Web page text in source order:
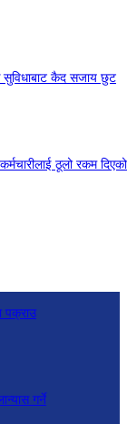
सुविधाबाट कैद सजाय छुट
ठूलो रकम दिएको
पक्राउ
गर्ने